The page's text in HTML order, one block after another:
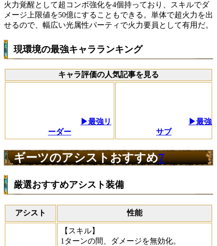
火力覚醒として超コンボ強化を4個持っており、スキルでダ
メージ上限値を50億にすることもできる。単体で超火力を出
せるので、幅広い光属性パーティで火力要員として有用だ。
現環境の最強キャラランキング
キャラ評価の人気記事を見る
▶最強リ
ーダー
▶最強
サブ
ギーツのアシストおすすめ7
厳選おすすめアシスト装備
アシスト 性能
【スキル】
1ターンの間、ダメージを無効化。